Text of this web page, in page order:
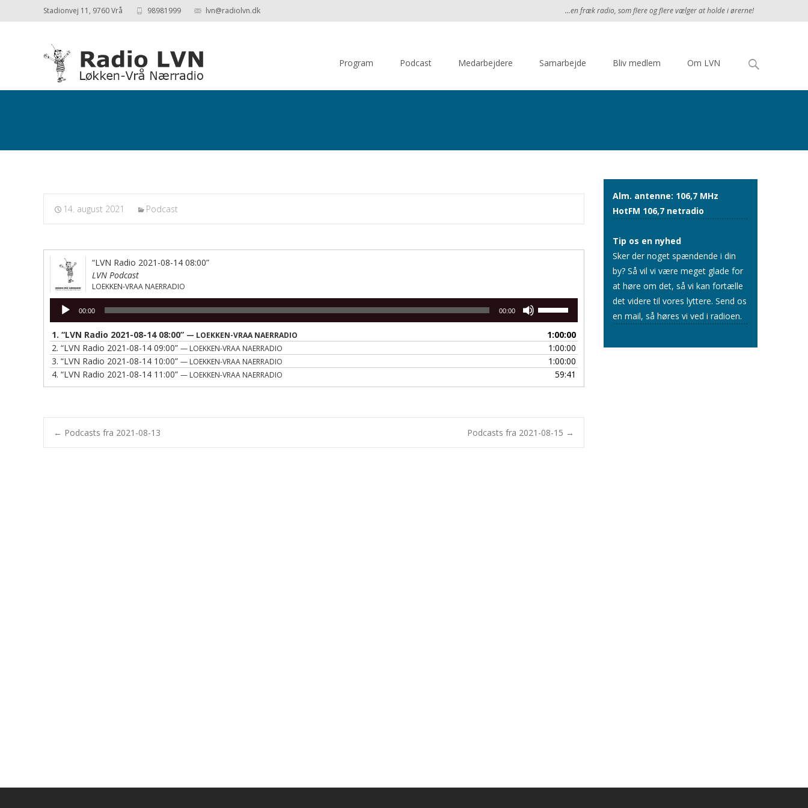
Stadionvej 11, 9760 Vrå 98981999 lvn@radiolvn.dk ...en fræk radio, som flere og flere vælger at holde i ørerne!
Program Podcast Medarbejdere Samarbejde Bliv medlem Om LVN
Søg
efter:
14. august 2021 Podcast
“LVN Radio 2021-08-14 08:00”
LVN Podcast
LOEKKEN-VRAA NAERRADIO
Lydafspiller
00:00 00:00
for
at
skrue
for
lyden.
1. “LVN Radio 2021-08-14 08:00” — LOEKKEN-VRAA NAERRADIO
1:00:00
2. “LVN Radio 2021-08-14 09:00” — LOEKKEN-VRAA NAERRADIO
1:00:00
3. “LVN Radio 2021-08-14 10:00” — LOEKKEN-VRAA NAERRADIO
1:00:00
4. “LVN Radio 2021-08-14 11:00” — LOEKKEN-VRAA NAERRADIO 59:41
Post
← Podcasts fra 2021-08-13 Podcasts fra 2021-08-15 →
Alm. antenne: 106,7 MHz
HotFM 106,7 netradio
Tip os en nyhed
Sker der noget spændende i din
by? Så vil vi være meget glade for
at høre om det, så vi kan fortælle
det videre til vores lyttere. Send os
en mail, så høres vi ved i radioen.